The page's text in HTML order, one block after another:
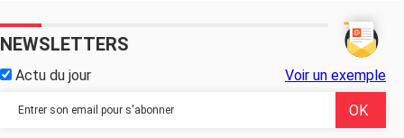
NEWSLETTERS
Actu du jour Voir un exemple